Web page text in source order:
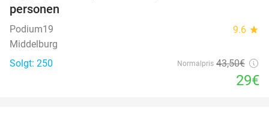
personen
Podium19 9.6 star
Middelburg
Solgt: 250
Normalpris 43,50€
29€